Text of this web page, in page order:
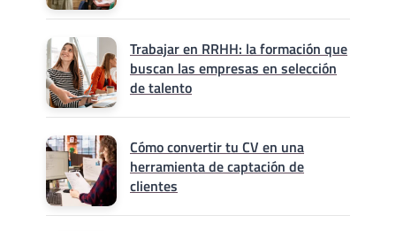
Trabajar en RRHH: la formación que
buscan las empresas en selección
de talento
Cómo convertir tu CV en una
herramienta de captación de
clientes